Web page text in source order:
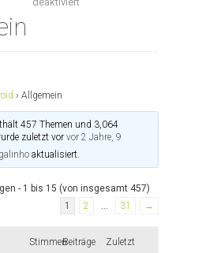
› Allgemein
457 Themen und 3,064
zuletzt vorvor 2 Jahre, 9
galinho aktualisiert.
- 1 bis 15 (von insgesamt 457)
1
2 31 →
StimmenBeiträge
Zuletzt